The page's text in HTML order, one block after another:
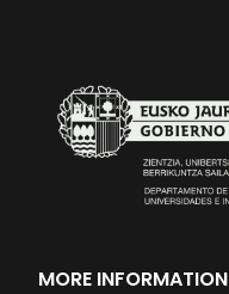
MORE INFORMATION